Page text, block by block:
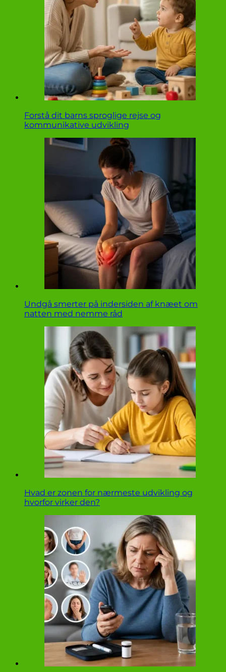
Forstå dit barns sproglige rejse og
kommunikative udvikling
Undgå smerter på indersiden af knæet om
natten med nemme råd
Hvad er zonen for nærmeste udvikling og
hvorfor virker den?